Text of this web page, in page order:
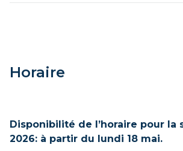
Horaire
Disponibilité de l’horaire pour la
2026: à partir du lundi 18 mai.